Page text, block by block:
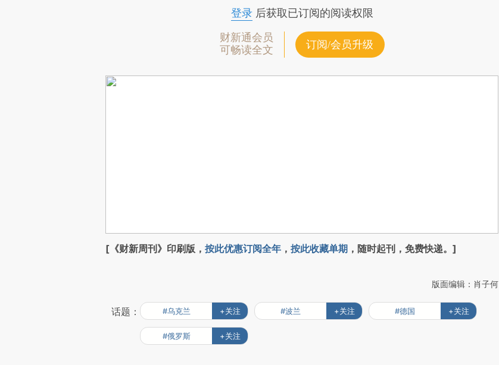
登录后获取已订阅的阅读权限
财新通会员
可畅读全文
订阅/会员升级
[《财新周刊》印刷版， 按此优惠订阅全年 ， 按此收藏单期 ，随时起刊，免费快递。]
版面编辑：肖子何
话题： #乌克兰 +关注 #波兰 +关注 #德国 +关注
#俄罗斯 +关注